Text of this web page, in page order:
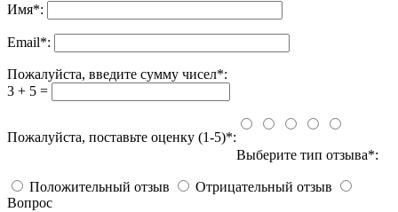
Имя*:
Email*:
Пожалуйста, введите сумму чисел*:
3 + 5 =
Пожалуйста, поставьте оценку (1-5)*:
Выберите тип отзыва*:
Положительный отзыв
Отрицательный отзыв
Вопрос